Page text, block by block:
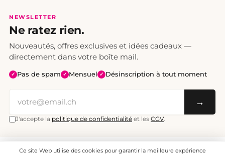
NEWSLETTER
Ne ratez rien.
Nouveautés, offres exclusives et idées cadeaux —
directement dans votre boîte mail.
✓ Pas de spam ✓ Mensuel ✓ Désinscription à tout moment
→
J'accepte la politique de confidentialité et les CGV.
Tous les prix sont TTC. Frais de port CHF 6.95, livraison gratuite dès CHF 70.
Ce site Web utilise des cookies pour garantir la meilleure expérience